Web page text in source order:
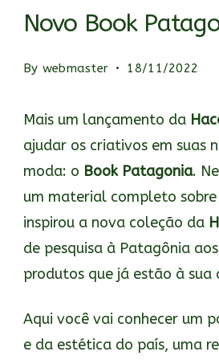
Novo Book
By webmaster 18/11/2022
Mais um lançamento da
ajudar os criativos em suas
moda: o Book Patagonia.
um material completo
inspirou a nova coleção da
de pesquisa à Patagônia aos
produtos que já estão à sua
Aqui você vai conhecer um
e da estética do país, uma